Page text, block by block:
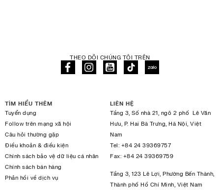
THEO DÕI CHÚNG TÔI TRÊN
TÌM HIỂU THÊM
Tuyển dụng
Follow trên mạng xã hội
Câu hỏi thường gặp
Điều khoản & điều kiện
Chính sách bảo vệ dữ liệu cá nhân
Chính sách bán hàng
Phản hồi về dịch vụ
LIÊN HỆ
Tầng 3, Số nhà 21, ngõ 2 phố Lê Văn
Hưu, P. Hai Bà Trưng, Hà Nội, Việt
Nam
Tel: +84 24 39369757
Fax: +84 24 39369759
Tầng 3, 123 Lê Lợi, Phường Bến Thành,
Thành phố Hồ Chí Minh, Việt Nam